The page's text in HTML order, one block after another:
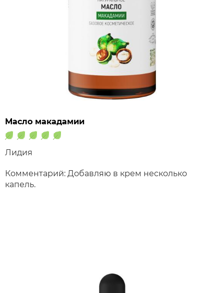
Масло макадамии
Лидия
Комментарий: Добавляю в крем несколько
капель.